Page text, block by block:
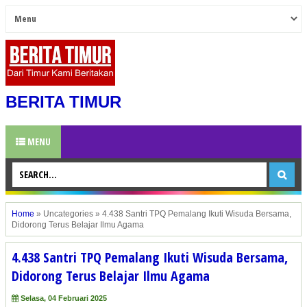
BERITA TIMUR
MENU
Home » Uncategories » 4.438 Santri TPQ Pemalang Ikuti Wisuda Bersama,
Didorong Terus Belajar Ilmu Agama
4.438 Santri TPQ Pemalang Ikuti Wisuda Bersama,
Didorong Terus Belajar Ilmu Agama
Selasa, 04 Februari 2025